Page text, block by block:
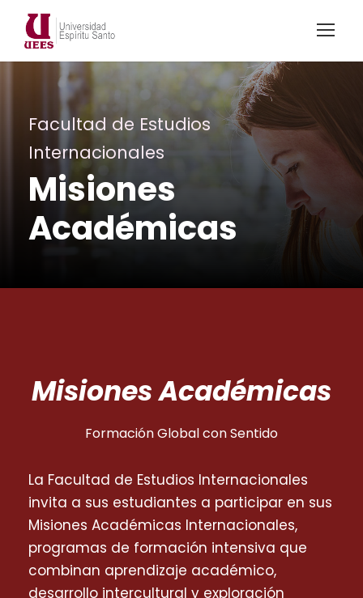
Facultad de Estudios
Internacionales
Misiones
Académicas
Misiones Académicas
Formación Global con Sentido
La Facultad de Estudios Internacionales
invita a sus estudiantes a participar en sus
Misiones Académicas Internacionales,
programas de formación intensiva que
combinan aprendizaje académico,
desarrollo intercultural y exploración